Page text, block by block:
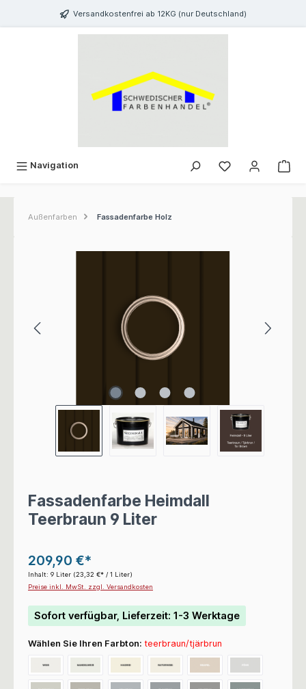
springen Versandkostenfrei ab 12KG (nur Deutschland)
Navigation
Außenfarben Fassadenfarbe Holz
Fassadenfarbe Heimdall
Teerbraun 9 Liter
209,90 €*
Inhalt: 9 Liter (23,32 €* / 1 Liter)
Preise inkl. MwSt. zzgl. Versandkosten
Sofort verfügbar, Lieferzeit: 1-3 Werktage
Wählen Sie Ihren Farbton: teerbraun/tjärbrun